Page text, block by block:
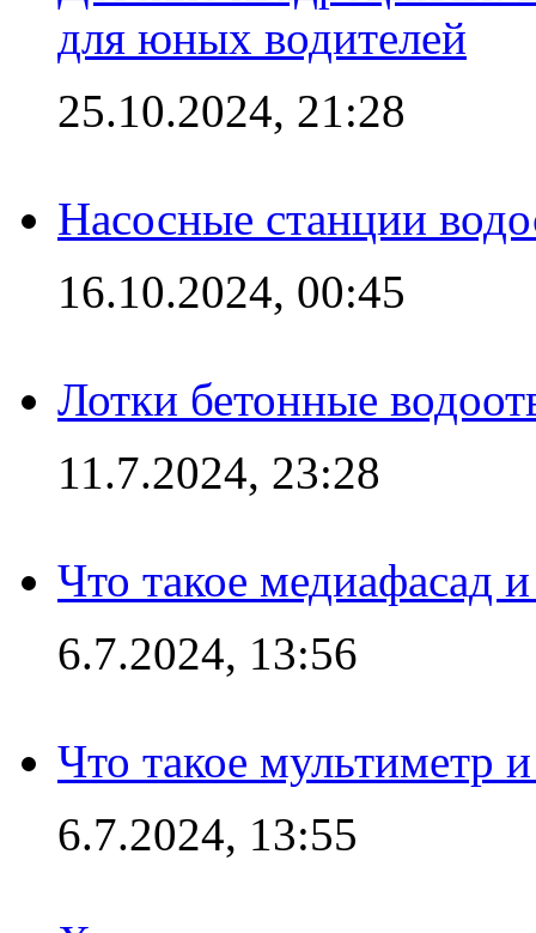
для юных водителей
25.10.2024, 21:28
Насосные станции
16.10.2024, 00:45
Лотки бетонные
11.7.2024, 23:28
Что такое медиафасад
6.7.2024, 13:56
Что такое мультиметр
6.7.2024, 13:55